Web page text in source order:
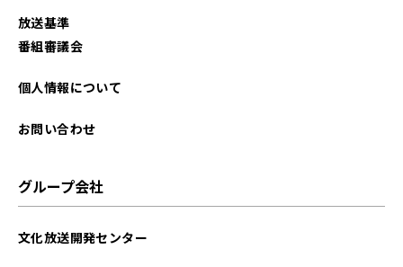
2022年05月
放送基準
番組審議会
個人情報について
お問い合わせ
グループ会社
文化放送開発センター